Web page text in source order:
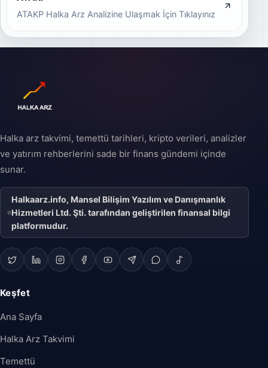
şirketin büyüme
ATAKP Halka Arz Analizine Ulaşmak İçin Tıklayınız
Halka arz takvimi, temettü tarihleri, kripto verileri, analizler
ve yatırım rehberlerini sade bir finans gündemi içinde
sunar.
Halkaarz.info, Mansel Bilişim Yazılım ve Danışmanlık
Hizmetleri Ltd. Şti. tarafından geliştirilen finansal bilgi
platformudur.
Keşfet
Ana Sayfa
Halka Arz Takvimi
Temettü